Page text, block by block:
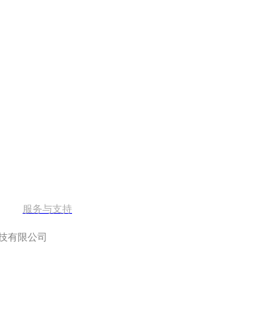
服务与支持
有限公司